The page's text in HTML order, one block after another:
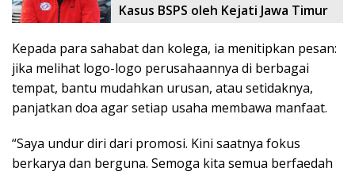
Kasus BSPS oleh Kejati Jawa Timur
Kepada para sahabat dan kolega, ia menitipkan pesan:
jika melihat logo-logo perusahaannya di berbagai
tempat, bantu mudahkan urusan, atau setidaknya,
panjatkan doa agar setiap usaha membawa manfaat.
“Saya undur diri dari promosi. Kini saatnya fokus
berkarya dan berguna. Semoga kita semua berfaedah